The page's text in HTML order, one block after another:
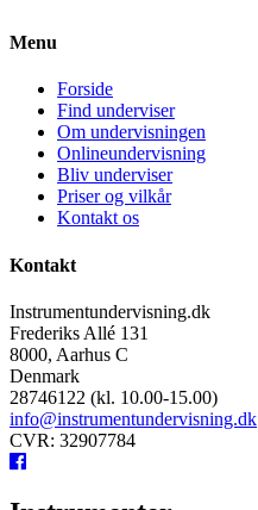
Menu
Forside
Find underviser
Om undervisningen
Onlineundervisning
Bliv underviser
Priser og vilkår
Kontakt os
Kontakt
Instrumentundervisning.dk
Frederiks Allé 131
8000, Aarhus C
Denmark
28746122 (kl. 10.00-15.00)
info@instrumentundervisning.dk
CVR: 32907784